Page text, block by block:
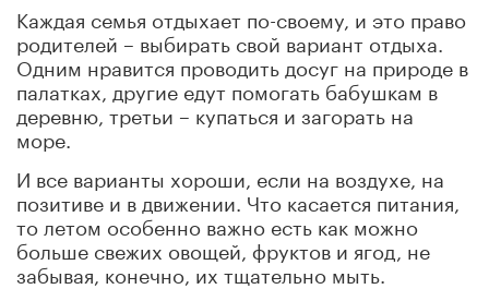
Каждая семья отдыхает по-своему, и это право
родителей – выбирать свой вариант отдыха.
Одним нравится проводить досуг на природе в
палатках, другие едут помогать бабушкам в
деревню, третьи – купаться и загорать на
море.
И все варианты хороши, если на воздухе, на
позитиве и в движении. Что касается питания,
то летом особенно важно есть как можно
больше свежих овощей, фруктов и ягод, не
забывая, конечно, их тщательно мыть.